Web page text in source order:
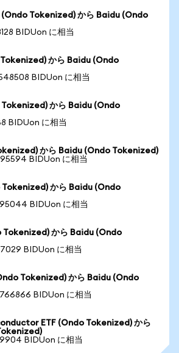
Tokenized) から Baidu (Ondo
BIDUon に相当
から Baidu (Ondo
BIDUon に相当
から Baidu (Ondo
BIDUon に相当
から Baidu (Ondo Tokenized)
BIDUon に相当
から Baidu (Ondo
BIDUon に相当
から Baidu (Ondo
BIDUon に相当
Tokenized) から Baidu (Ondo
BIDUon に相当
ETF (Ondo Tokenized) から
BIDUon に相当